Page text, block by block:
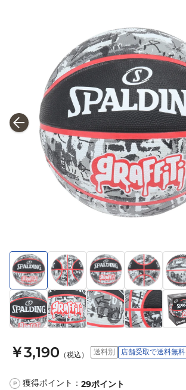
￥3,190 （税込） 送料別 店舗受取で送料無料
P 獲得ポイント： 29ポイント